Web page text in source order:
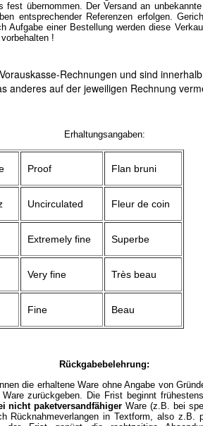
fest übernommen. Der Versand an
entsprechender Referenzen erfolgen.
Aufgabe einer Bestellung werden diese
!
Rechnungen und sind
anderes auf der jeweiligen Rechnung
Erhaltungsangaben:
Proof Flan bruni
Uncirculated Fleur de coin
Extremely fine Superbe
Very fine Très beau
Fine Beau
Rückgabebelehrung:
die erhaltene Ware ohne Angabe von
zurückgeben. Die Frist beginnt
nicht paketversandfähiger Ware (z.B. bei
Rücknahmeverlangen in Textform, also z.B.